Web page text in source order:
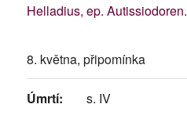
Helladius, ep. Autissiodoren.
8. května, připomínka
Úmrtí: s. IV